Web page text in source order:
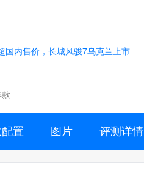
国内售价，长城风骏7乌克兰上市
置 图片 评测详情